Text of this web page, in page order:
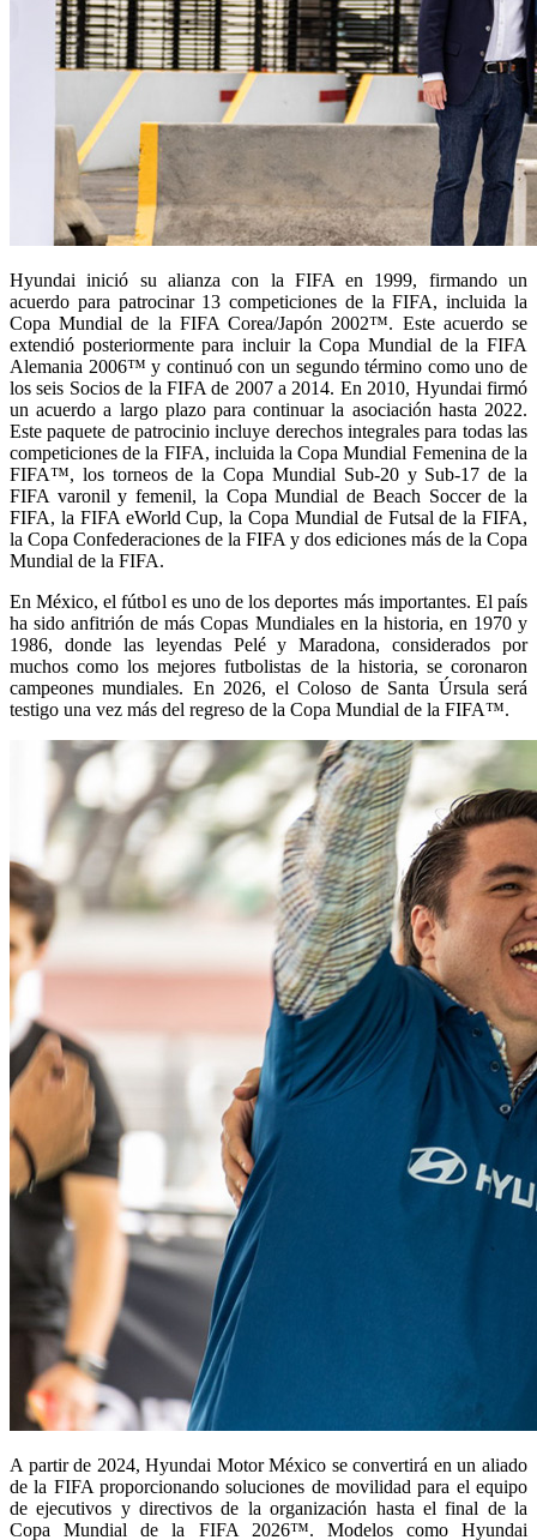
Hyundai inició su alianza con la FIFA en 1999, firmando un
acuerdo para patrocinar 13 competiciones de la FIFA, incluida la
Copa Mundial de la FIFA Corea/Japón 2002™. Este acuerdo se
extendió posteriormente para incluir la Copa Mundial de la FIFA
Alemania 2006™ y continuó con un segundo término como uno de
los seis Socios de la FIFA de 2007 a 2014. En 2010, Hyundai firmó
un acuerdo a largo plazo para continuar la asociación hasta 2022.
Este paquete de patrocinio incluye derechos integrales para todas las
competiciones de la FIFA, incluida la Copa Mundial Femenina de la
FIFA™, los torneos de la Copa Mundial Sub-20 y Sub-17 de la
FIFA varonil y femenil, la Copa Mundial de Beach Soccer de la
FIFA, la FIFA eWorld Cup, la Copa Mundial de Futsal de la FIFA,
la Copa Confederaciones de la FIFA y dos ediciones más de la Copa
Mundial de la FIFA.
En México, el fútbol es uno de los deportes más importantes. El país
ha sido anfitrión de más Copas Mundiales en la historia, en 1970 y
1986, donde las leyendas Pelé y Maradona, considerados por
muchos como los mejores futbolistas de la historia, se coronaron
campeones mundiales. En 2026, el Coloso de Santa Úrsula será
testigo una vez más del regreso de la Copa Mundial de la FIFA™.
A partir de 2024, Hyundai Motor México se convertirá en un aliado
de la FIFA proporcionando soluciones de movilidad para el equipo
de ejecutivos y directivos de la organización hasta el final de la
Copa Mundial de la FIFA 2026™. Modelos como Hyundai